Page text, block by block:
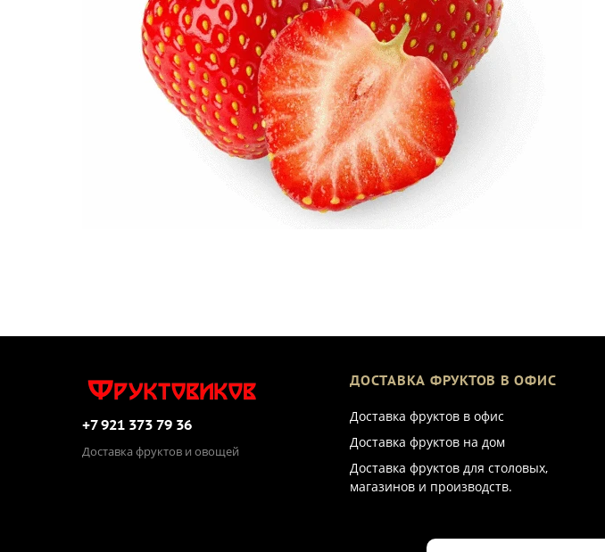
+7 921 373 79 36
Доставка фруктов и овощей
ДОСТАВКА ФРУКТОВ В ОФИС
Доставка фруктов в офис
Доставка фруктов на дом
Доставка фруктов для столовых,
магазинов и производств.